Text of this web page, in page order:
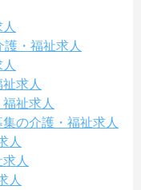
・福祉求人
求人
祉求人
の介護・福祉求人
人
人
人